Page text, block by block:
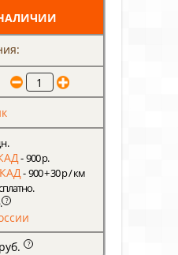
- 900 р.
- 900 + 30 р / км
?
?